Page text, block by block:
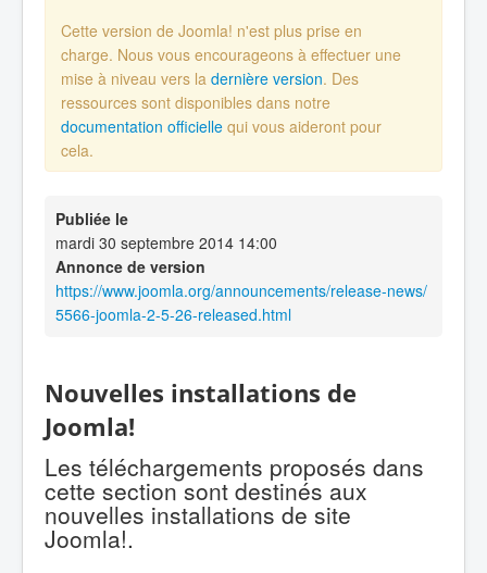
Cette version de Joomla! n'est plus prise en
charge. Nous vous encourageons à effectuer une
mise à niveau vers la dernière version. Des
ressources sont disponibles dans notre
documentation officielle qui vous aideront pour
cela.
Publiée le
mardi 30 septembre 2014 14:00
Annonce de version
https://www.joomla.org/announcements/release-news/
5566-joomla-2-5-26-released.html
Nouvelles installations de
Joomla!
Les téléchargements proposés dans
cette section sont destinés aux
nouvelles installations de site
Joomla!.